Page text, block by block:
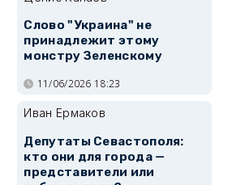
Слово "Украина" не
принадлежит этому
монстру Зеленскому
11/06/2026 18:23
Иван Ермаков
Депутаты Севастополя:
кто они для города —
представители или